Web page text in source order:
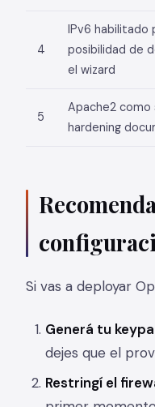
4
IPv6 habilitado
posibilidad de
el wizard
5
Apache2 como
hardening
Si vas a deployar
Generá tu
dejes que el
Restringí el